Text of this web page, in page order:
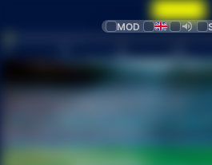
MOD